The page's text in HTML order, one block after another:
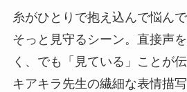
糸がひとりで抱え込んで悩ん
そっと見守るシーン。直接声
く、でも「見ている」ことが
キアキラ先生の繊細な表情描